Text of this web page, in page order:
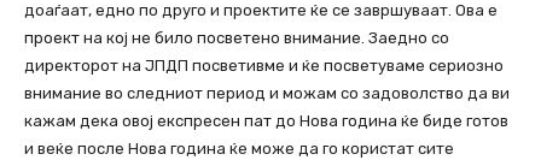
доаѓаат, едно по друго и проектите ќе се завршуваат. Ова е
проект на кој не било посветено внимание. Заедно со
директорот на ЈПДП посветивме и ќе посветуваме сериозно
внимание во следниот период и можам со задоволство да ви
кажам дека овој експресен пат до Нова година ќе биде готов
и веќе после Нова година ќе може да го користат сите